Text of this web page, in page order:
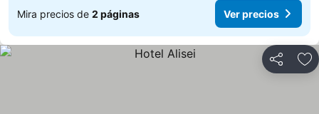
Mira precios de 2 páginas Ver precios
Compartir